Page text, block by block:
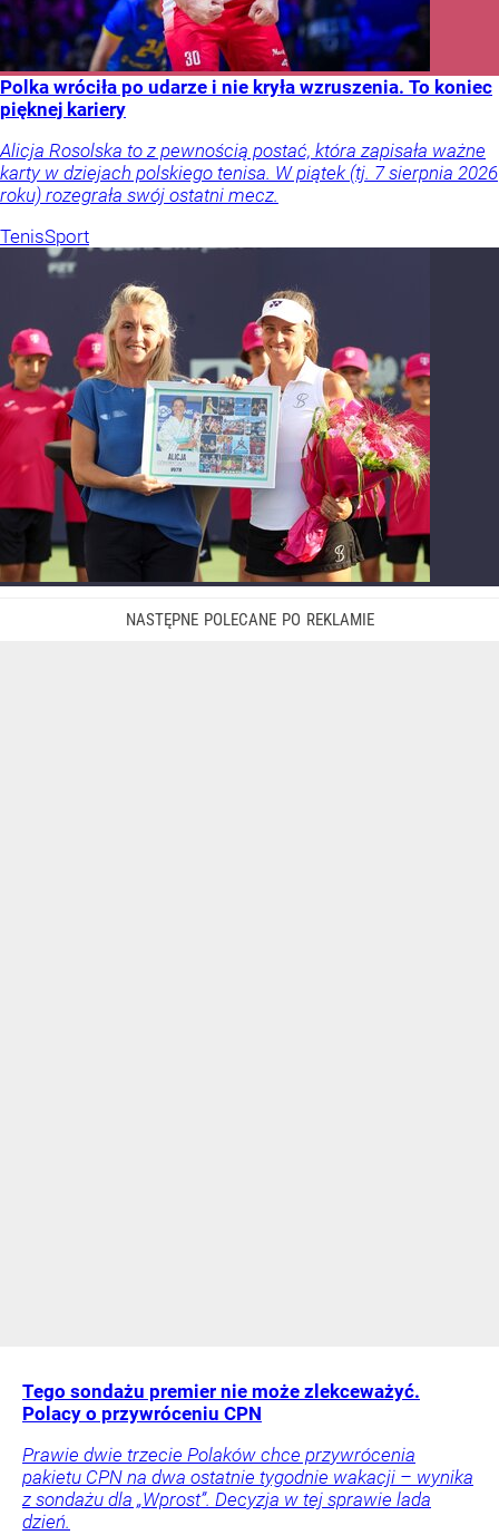
Polka wróciła po udarze i nie kryła wzruszenia. To koniec
pięknej kariery
Alicja Rosolska to z pewnością postać, która zapisała ważne
karty w dziejach polskiego tenisa. W piątek (tj. 7 sierpnia 2026
roku) rozegrała swój ostatni mecz.
TenisSport
Tego sondażu premier nie może zlekceważyć.
Polacy o przywróceniu CPN
Prawie dwie trzecie Polaków chce przywrócenia
pakietu CPN na dwa ostatnie tygodnie wakacji – wynika
z sondażu dla „Wprost”. Decyzja w tej sprawie lada
dzień.